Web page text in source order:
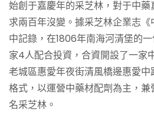
始創于嘉慶年的采芝林，對于中
求兩百年沒變。據采芝林企業志
中記錄，在1806年南海河清堡的
家4人配合投資，合資開設了一家
老城區惠愛年夜街清風橋邊惠愛
格式，以運營中藥材配劑為主，
名采芝林。